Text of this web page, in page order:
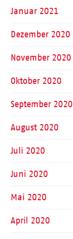
Januar 2021
Dezember 2020
November 2020
Oktober 2020
September 2020
August 2020
Juli 2020
Juni 2020
Mai 2020
April 2020